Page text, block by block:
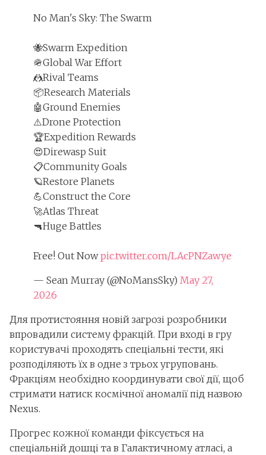
No Man's Sky: The Swarm
🐝Swarm Expedition
🪖Global War Effort
🤼Rival Teams
📦Research Materials
🤖Ground Enemies
⚠️Drone Protection
🏆Expedition Rewards
😍Direwasp Suit
📋Community Goals
🪐Restore Planets
💪Construct the Core
🚀Atlas Threat
🔫Huge Battles
Free! Out Nowpic.twitter.com/LAcPNZawye
— Sean Murray (@NoMansSky) May 27,
2026
Для протистояння новій загрозі розробники
впровадили систему фракцій. При вході в гру
користувачі проходять спеціальні тести, які
розподіляють їх в одне з трьох угруповань.
Фракціям необхідно координувати свої дії, щоб
стримати натиск космічної аномалії під назвою
Nexus.
Прогрес кожної команди фіксується на
спеціальній дошці та в Галактичному атласі, а